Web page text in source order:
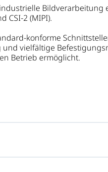
Bildverarbeitung
CSI-2 (MIPI).
konforme
vielfältige
Betrieb ermöglicht.